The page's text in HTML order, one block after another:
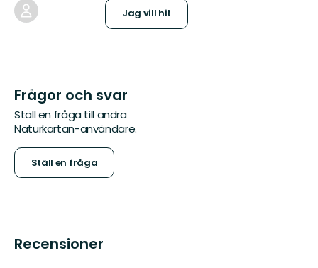
Jag vill hit
Frågor och svar
Ställ en fråga till andra
Naturkartan-användare.
Ställ en fråga
Recensioner